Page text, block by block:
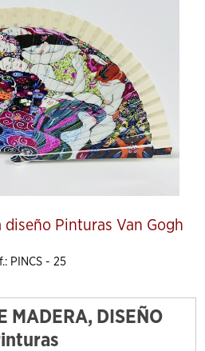
Pinturas Van Gogh
PINCS - 25
MADERA, DISEÑO